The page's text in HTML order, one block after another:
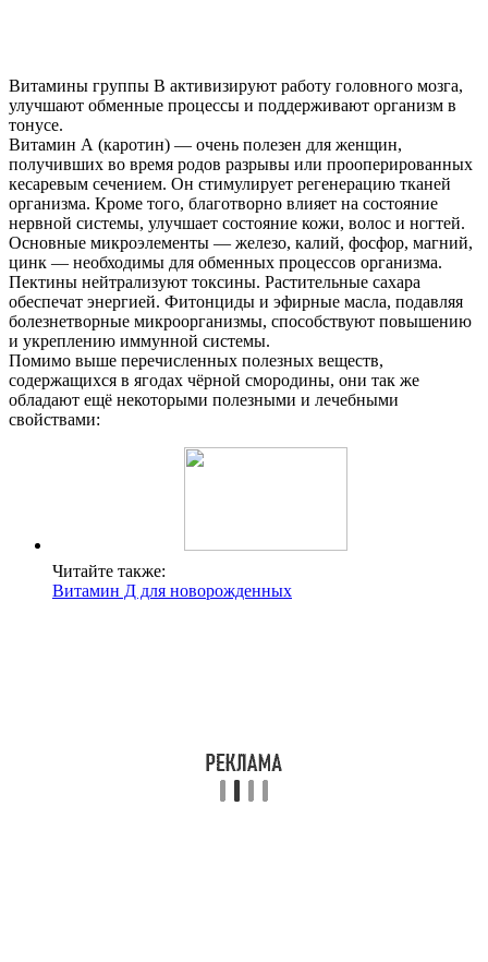
Витамины группы В активизируют работу головного мозга,
улучшают обменные процессы и поддерживают организм в
тонусе.
Витамин А (каротин) — очень полезен для женщин,
получивших во время родов разрывы или прооперированных
кесаревым сечением. Он стимулирует регенерацию тканей
организма. Кроме того, благотворно влияет на состояние
нервной системы, улучшает состояние кожи, волос и ногтей.
Основные микроэлементы — железо, калий, фосфор, магний,
цинк — необходимы для обменных процессов организма.
Пектины нейтрализуют токсины. Растительные сахара
обеспечат энергией. Фитонциды и эфирные масла, подавляя
болезнетворные микроорганизмы, способствуют повышению
и укреплению иммунной системы.
Помимо выше перечисленных полезных веществ,
содержащихся в ягодах чёрной смородины, они так же
обладают ещё некоторыми полезными и лечебными
свойствами:
Читайте также:
Витамин Д для новорожденных